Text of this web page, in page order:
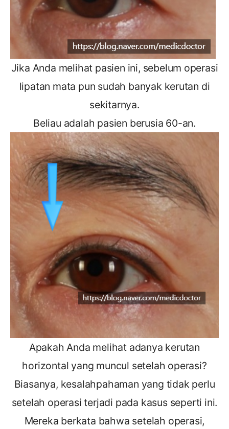
Jika Anda melihat pasien ini, sebelum operasi
lipatan mata pun sudah banyak kerutan di
sekitarnya.
Beliau adalah pasien berusia 60-an.
Apakah Anda melihat adanya kerutan
horizontal yang muncul setelah operasi?
Biasanya, kesalahpahaman yang tidak perlu
setelah operasi terjadi pada kasus seperti ini.
Mereka berkata bahwa setelah operasi,